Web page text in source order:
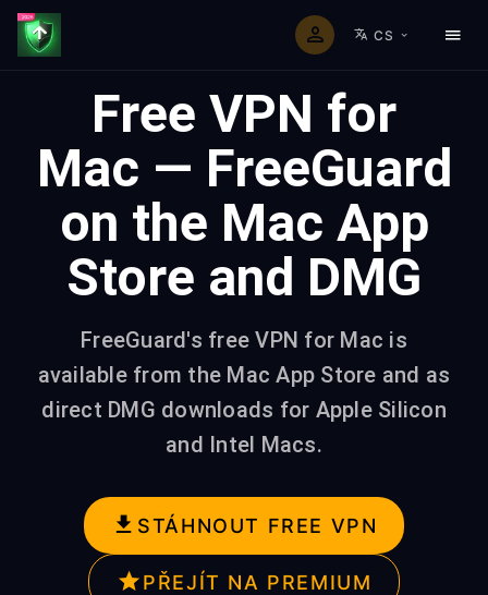
CS
Free VPN for
Mac — FreeGuard
on the Mac App
Store and DMG
FreeGuard's free VPN for Mac is
available from the Mac App Store and as
direct DMG downloads for Apple Silicon
and Intel Macs.
STÁHNOUT FREE VPN
PŘEJÍT NA PREMIUM